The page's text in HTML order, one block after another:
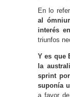
En lo
al
interés
triunfos
Y es que
la
sprint
suponía
a favor